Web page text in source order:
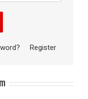
Register